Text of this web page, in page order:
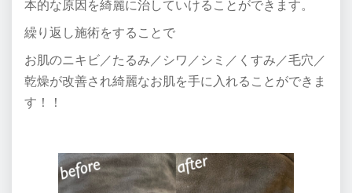
本的な原因を綺麗に治していけることができます。
繰り返し施術をすることで
お肌のニキビ／たるみ／シワ／シミ／くすみ／毛穴／
乾燥が改善され綺麗なお肌を手に入れることができま
す！！